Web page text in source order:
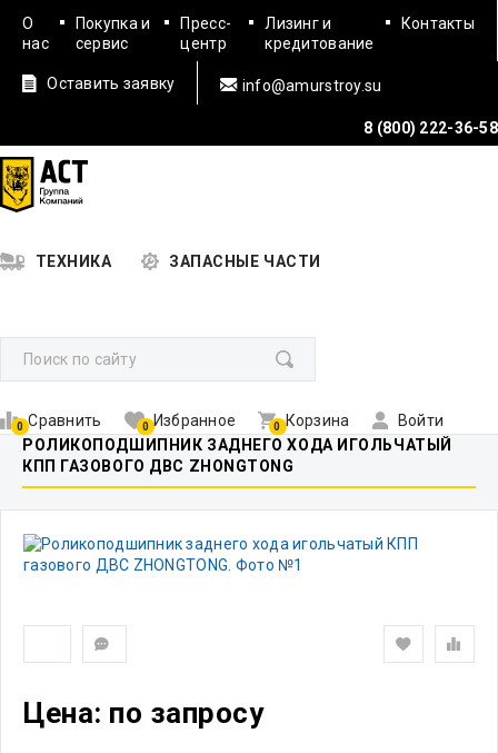
О
нас
Покупка и
сервис
Пресс-
центр
Лизинг и
кредитование
Контакты
Оставить заявку info@amurstroy.su
8 (800) 222-36-58
ТЕХНИКА ЗАПАСНЫЕ ЧАСТИ
0 Сравнить 0 Избранное 0 Корзина
Войти
РОЛИКОПОДШИПНИК ЗАДНЕГО ХОДА ИГОЛЬЧАТЫЙ
КПП ГАЗОВОГО ДВС ZHONGTONG
Цена: по запросу